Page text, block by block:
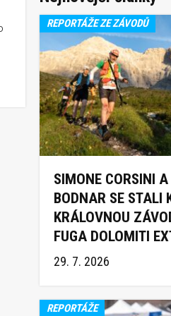
REPORTÁŽE ZE ZÁVODŮ
SIMONE CORSINI
BODNAR SE STALI
KRÁLOVNOU
FUGA DOLOMITI
TRAIL 2026
29. 7. 2026
REPORTÁŽE